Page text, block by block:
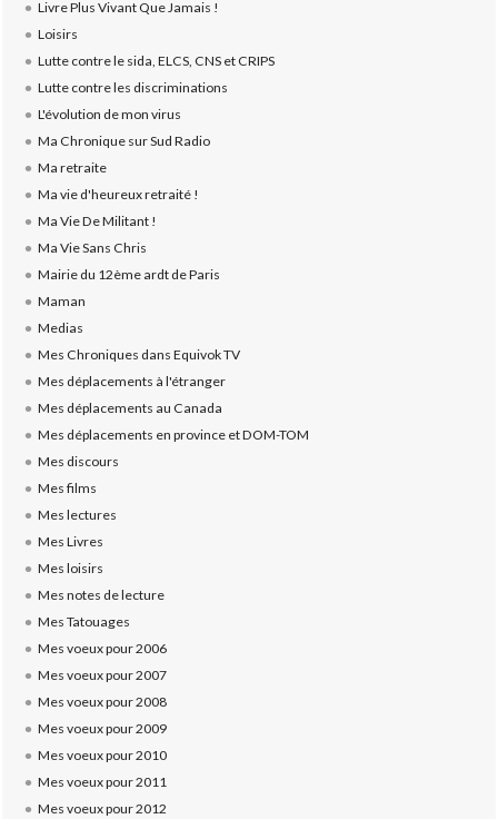
Livre Plus Vivant Que Jamais !
Loisirs
Lutte contre le sida, ELCS, CNS et CRIPS
Lutte contre les discriminations
L'évolution de mon virus
Ma Chronique sur Sud Radio
Ma retraite
Ma vie d'heureux retraité !
Ma Vie De Militant !
Ma Vie Sans Chris
Mairie du 12ème ardt de Paris
Maman
Medias
Mes Chroniques dans Equivok TV
Mes déplacements à l'étranger
Mes déplacements au Canada
Mes déplacements en province et DOM-TOM
Mes discours
Mes films
Mes lectures
Mes Livres
Mes loisirs
Mes notes de lecture
Mes Tatouages
Mes voeux pour 2006
Mes voeux pour 2007
Mes voeux pour 2008
Mes voeux pour 2009
Mes voeux pour 2010
Mes voeux pour 2011
Mes voeux pour 2012